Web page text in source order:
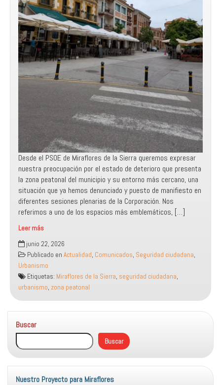
Desde el PSOE de Miraflores de la Sierra queremos expresar
nuestra preocupación por el estado de deterioro que presenta
la zona peatonal del municipio y su entorno más cercano, una
situación que ya hemos denunciado y puesto de manifiesto en
diferentes sesiones plenarias de la Corporación. Nos
referimos a uno de los espacios más emblemáticos, […]
Leer más
El
PSOE
exige
reparar
el
pavimento
de
la
zona
peatonal
para
garantizar
la
seguridad
junio 22, 2026
Publicado en Actualidad, Comunicados, Seguridad ciudadana,
Urbanismo
Etiquetas: Miraflores de la Sierra, seguridad ciudadana,
urbanismo, zona peatonal
Buscar
Buscar
Nuestro Proyecto para Miraflores